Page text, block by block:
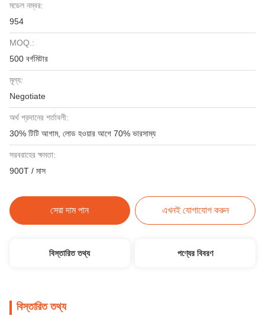
মডেল নম্বর:
954
MOQ.:
500 বর্গমিটার
মূল্য:
Negotiate
অর্থ প্রদানের শর্তাবলী:
30% টিটি আগাম, লোড হওয়ার আগে 70% ভারসাম্য
সরবরাহের ক্ষমতা:
900T / মাস
সেরা দাম পান এখনই যোগাযোগ করুন
বিস্তারিত তথ্য পণ্যের বিবরণ
বিস্তারিত তথ্য